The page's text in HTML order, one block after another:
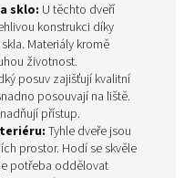
sklo: U těchto dveří
konstrukci díky
Materiály kromě
životnost.
posuv zajišťují kvalitní
posouvají na liště.
přístup.
Tyhle dveře jsou
prostor. Hodí se skvěle
potřeba oddělovat